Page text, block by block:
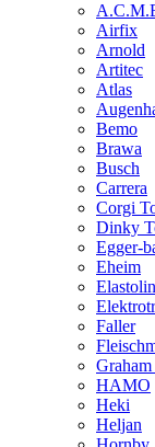
Airfix
Arnold
Artitec
Atlas
Bemo
Brawa
Busch
Carrera
Corgi
Dinky
Egger-
Eheim
Elastolin
Faller
Graham
HAMO
Heki
Heljan